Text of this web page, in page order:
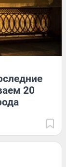
20